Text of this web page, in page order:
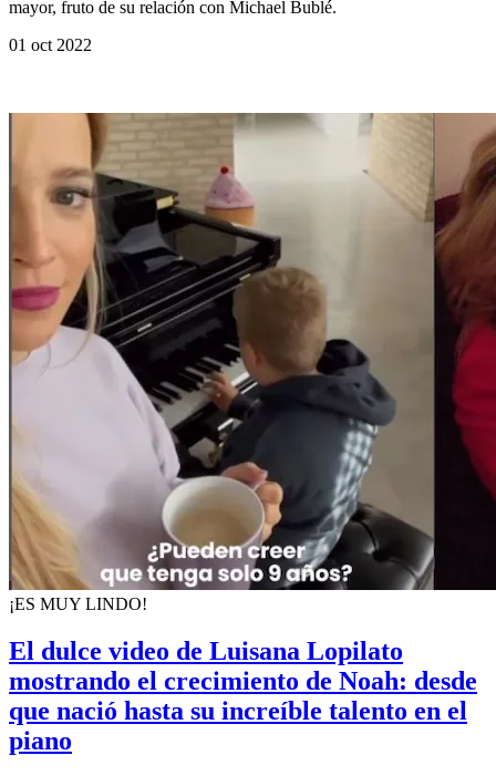
mayor, fruto de su relación con Michael Bublé.
01 oct 2022
¡ES MUY LINDO!
El dulce video de Luisana Lopilato
mostrando el crecimiento de Noah: desde
que nació hasta su increíble talento en el
piano